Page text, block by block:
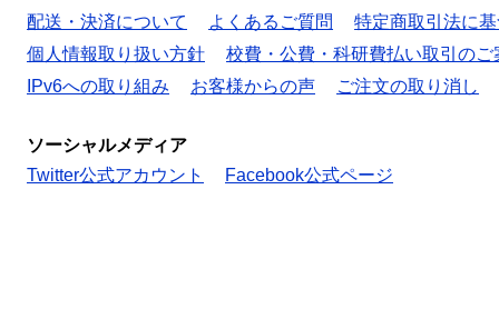
配送・決済について
よくあるご質問
特定商取引法に
個人情報取り扱い方針
校費・公費・科研費払い取引のご
IPv6への取り組み
お客様からの声 ご注文の取り消し
ソーシャルメディア
Twitter公式アカウント
Facebook公式ページ